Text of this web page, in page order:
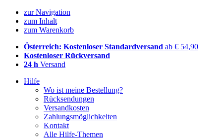
zur Navigation
zum Inhalt
zum Warenkorb
Österreich: Kostenloser Standardversand ab € 54,90
Kostenloser Rückversand
24 h Versand
Hilfe
Wo ist meine Bestellung?
Rücksendungen
Versandkosten
Zahlungsmöglichkeiten
Kontakt
Alle Hilfe-Themen